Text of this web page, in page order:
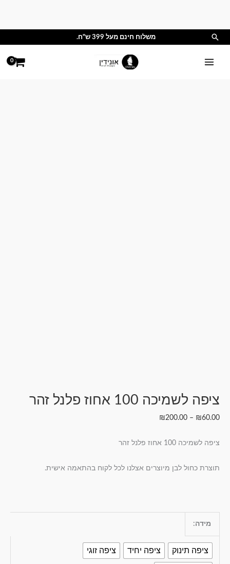
חיפוש משלוח חינם מעל 399 ש"ח.
ציפה לשמיכה 100 אחוז פלנל זהר
₪60.00
–
₪200.00
ציפה לשמיכה 100 אחוז פלנל זהר
תוצרת כחול לבן מיוצרים אצלנו לכל לקוח בהתאמה אישית.
מידה:
ציפה תינוק ציפה יחיד ציפה זוגי